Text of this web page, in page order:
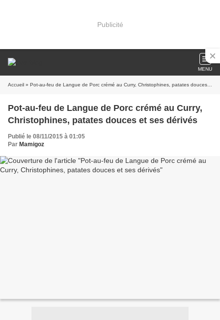
Publicité
MENU
Accueil » Pot-au-feu de Langue de Porc crémé au Curry, Christophines, patates douces et ses dérivés
Pot-au-feu de Langue de Porc crémé au Curry,
Christophines, patates douces et ses dérivés
Publié le 08/11/2015 à 01:05
Par Mamigoz